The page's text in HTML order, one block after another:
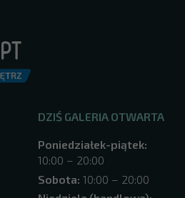
DZIŚ GALERIA OTWARTA
Poniedziałek-piątek:
10:00 – 20:00
Sobota: 10:00 – 20:00